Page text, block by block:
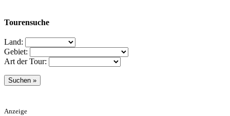
Tourensuche
Land:
Gebiet:
Art der Tour:
Anzeige